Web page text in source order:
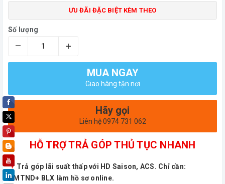
ƯU ĐÃI ĐẶC BIỆT KÈM THEO
Số lượng
– +
MUA NGAY
Giao hàng tận nơi
Hãy gọi
Liên hệ 0974 731 062
HỖ TRỢ TRẢ GÓP THỦ TỤC NHANH
Trả góp lãi suất thấp với HD Saison, ACS. Chỉ cần:
CMTND+ BLX làm hồ sơ online.